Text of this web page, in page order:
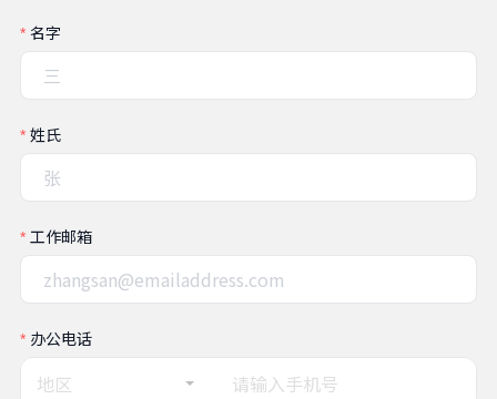
名字
姓氏
工作邮箱
办公电话
地区